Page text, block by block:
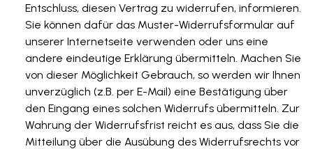
Entschluss, diesen Vertrag zu widerrufen, informieren.
Sie können dafür das Muster-Widerrufsformular auf
unserer Internetseite verwenden oder uns eine
andere eindeutige Erklärung übermitteln. Machen Sie
von dieser Möglichkeit Gebrauch, so werden wir Ihnen
unverzüglich (z.B. per E-Mail) eine Bestätigung über
den Eingang eines solchen Widerrufs übermitteln. Zur
Wahrung der Widerrufsfrist reicht es aus, dass Sie die
Mitteilung über die Ausübung des Widerrufsrechts vor